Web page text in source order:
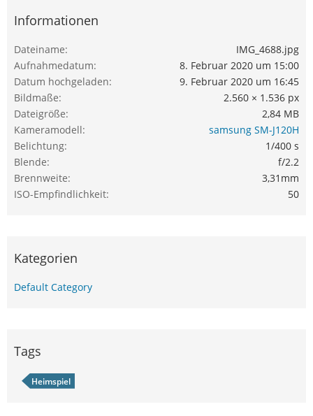
Informationen
Dateiname
IMG_4688.jpg
Aufnahmedatum
8. Februar 2020 um 15:00
Datum hochgeladen
9. Februar 2020 um 16:45
Bildmaße
2.560 × 1.536 px
Dateigröße
2,84 MB
Kameramodell
samsung SM-J120H
Belichtung
1/400 s
Blende
f/2.2
Brennweite
3,31mm
ISO-Empfindlichkeit
50
Kategorien
Default Category
Tags
Heimspiel